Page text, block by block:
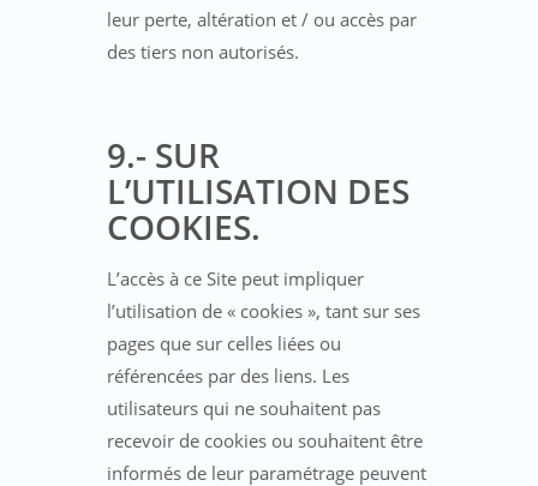
leur perte, altération et / ou accès par
des tiers non autorisés.
9.- SUR
L’UTILISATION DES
COOKIES.
L’accès à ce Site peut impliquer
l’utilisation de « cookies », tant sur ses
pages que sur celles liées ou
référencées par des liens. Les
utilisateurs qui ne souhaitent pas
recevoir de cookies ou souhaitent être
informés de leur paramétrage peuvent